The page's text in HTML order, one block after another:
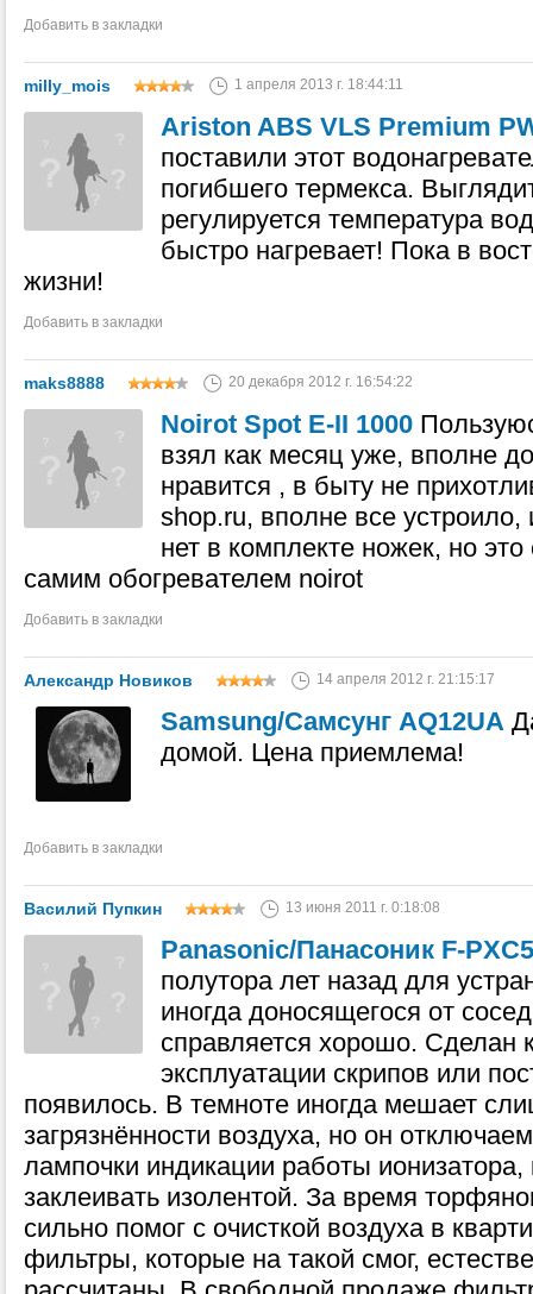
Добавить в закладки
milly_mois 1 апреля 2013 г. 18:44:11
Ariston ABS VLS Premium
поставили этот
погибшего термекса.
регулируется температура
быстро нагревает! Пока в
жизни!
Добавить в закладки
maks8888 20 декабря 2012 г. 16:54:22
Noirot Spot E-II 1000
взял как месяц уже, вполне
нравится , в быту не
shop.ru, вполне все устроило,
нет в комплекте ножек, но
самим обогревателем noirot
Добавить в закладки
Александр Новиков 14 апреля 2012 г. 21:15:17
Samsung/Самсунг AQ12UA
домой. Цена приемлема!
Добавить в закладки
Василий Пупкин 13 июня 2011 г. 0:18:08
Panasonic/Панасоник F-
полутора лет назад для
иногда доносящегося от
справляется хорошо. Сделан
эксплуатации скрипов или
появилось. В темноте иногда мешает
загрязнённости воздуха, но он
лампочки индикации работы
заклеивать изолентой. За время
сильно помог с очисткой воздуха в
фильтры, которые на такой смог,